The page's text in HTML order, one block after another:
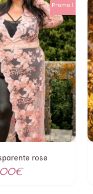
rose
€Le
Promo !